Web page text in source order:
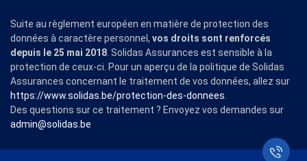
Suite au règlement européen en matière de protection des
données à caractère personnel, vos droits sont renforcés
depuis le 25 mai 2018 . Solidas Assurances est sensible à la
protection de ceux-ci. Pour un aperçu de la politique de Solidas
Assurances concernant le traitement de vos données, allez sur
https://www.solidas.be/protection-des-donnees
Des questions sur ce traitement ? Envoyez vos demandes sur
admin@solidas.be